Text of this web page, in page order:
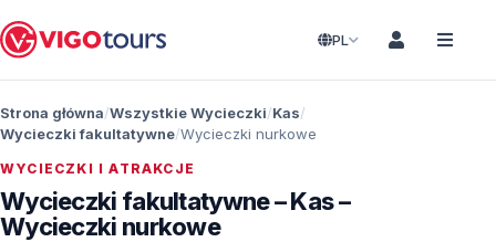
PL
Strona główna Wszystkie Wycieczki Kas
Wycieczki fakultatywne Wycieczki nurkowe
WYCIECZKI I ATRAKCJE
Wycieczki fakultatywne – Kas –
Wycieczki nurkowe